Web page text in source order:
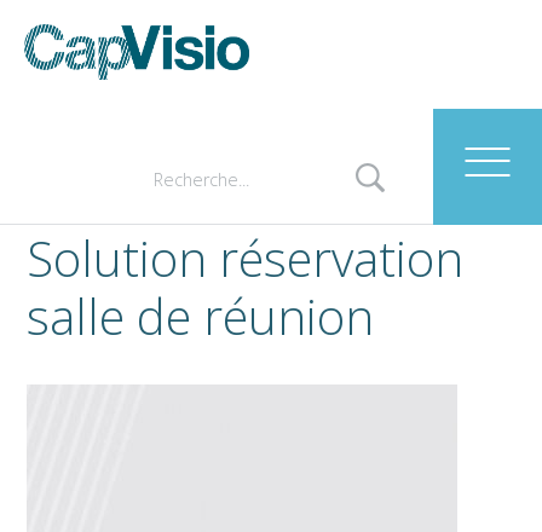
Solution réservation
salle de réunion